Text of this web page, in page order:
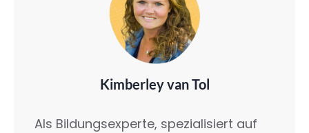
Kimberley van Tol
Als Bildungsexperte, spezialisiert auf